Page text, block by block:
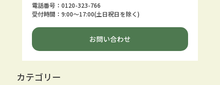
電話番号：0120-323-766
受付時間：9:00～17:00(土日祝日を除く)
お問い合わせ
カテゴリー